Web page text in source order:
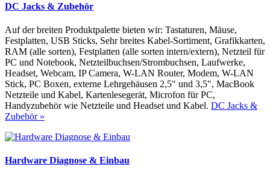
DC Jacks & Zubehör
Auf der breiten Produktpalette bieten wir: Tastaturen, Mäuse,
Festplatten, USB Sticks, Sehr breites Kabel-Sortiment, Grafikkarten,
RAM (alle sorten), Festplatten (alle sorten intern/extern), Netzteil für
PC und Notebook, Netzteilbuchsen/Strombuchsen, Laufwerke,
Headset, Webcam, IP Camera, W-LAN Router, Modem, W-LAN
Stick, PC Boxen, externe Lehrgehäusen 2,5" und 3,5", MacBook
Netzteile und Kabel, Kartenlesegerät, Microfon für PC,
Handyzubehör wie Netzteile und Headset und Kabel. DC Jacks &
Zubehör »
Hardware Diagnose & Einbau